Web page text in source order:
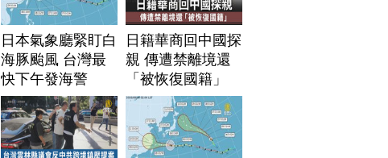
日本氣象廳緊盯白
海豚颱風 台灣最
快下午發海警
日籍華商回中國探
親 傳遭禁離境還
「被恢復國籍」